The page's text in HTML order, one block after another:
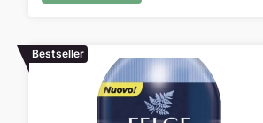
Bestseller